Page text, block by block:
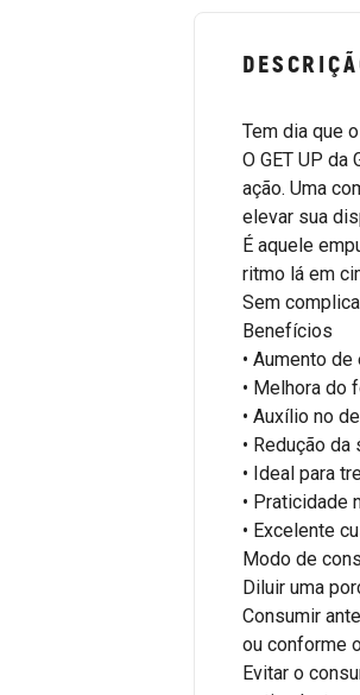
Tem dia que
O GET UP
ação. Uma
elevar sua
É aquele
ritmo lá em
Sem
Benefícios
• Aumento
• Melhora do
• Auxílio no
• Redução
• Ideal para
• Praticidade
• Excelente
Modo de
Diluir uma
Consumir
ou conforme
Evitar o